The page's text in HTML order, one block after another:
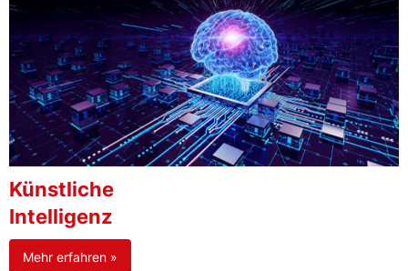
Künstliche
Intelligenz
Mehr erfahren »